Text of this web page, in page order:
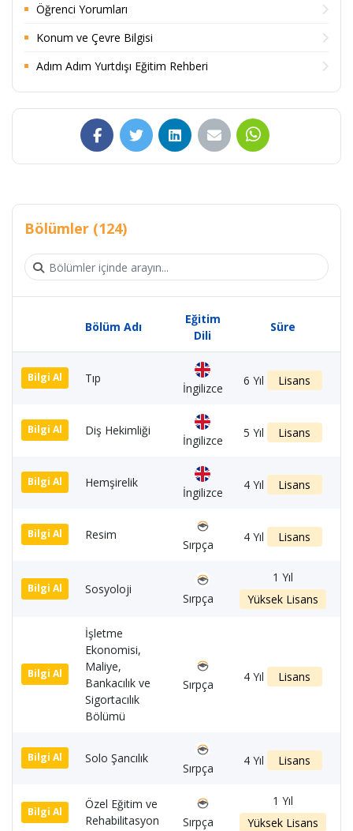
Öğrenci Yorumları
Konum ve Çevre Bilgisi
Adım Adım Yurtdışı Eğitim Rehberi
Bölümler (124)
Bölüm Adı
Eğitim
Dili
Süre
Bilgi Al Tıp
İngilizce
6 Yıl Lisans
Bilgi Al Diş Hekimliği
İngilizce
5 Yıl Lisans
Bilgi Al Hemşirelik
İngilizce
4 Yıl Lisans
Bilgi Al Resim
Sırpça
4 Yıl Lisans
Bilgi Al Sosyoloji
Sırpça
1 Yıl
Yüksek Lisans
Bilgi Al
İşletme
Ekonomisi,
Maliye,
Bankacılık ve
Sigortacılık
Bölümü
Sırpça
4 Yıl Lisans
Bilgi Al Solo Şancılık
Sırpça
4 Yıl Lisans
Bilgi Al
Özel Eğitim ve
Rehabilitasyon
Sırpça
1 Yıl
Yüksek Lisans